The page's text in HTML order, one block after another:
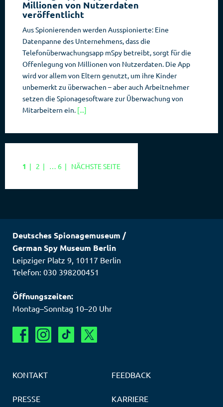
Millionen von Nutzerdaten
veröffentlicht
Aus Spionierenden werden Ausspionierte: Eine
Datenpanne des Unternehmens, dass die
Telefonüberwachungsapp mSpy betreibt, sorgt für die
Offenlegung von Millionen von Nutzerdaten. Die App
wird vor allem von Eltern genutzt, um ihre Kinder
unbemerkt zu überwachen – aber auch Arbeitnehmer
setzen die Spionagesoftware zur Überwachung von
Mitarbeitern ein. [...]
SEITE
1 | SEITE
2 | … SEITE
6 | NÄCHSTE SEITE
Deutsches Spionagemuseum /
German Spy Museum Berlin
Leipziger Platz 9 10117 Berlin
Telefon: 030 398200451
Öffnungszeiten:
Montag–Sonntag 10–20 Uhr
KONTAKT FEEDBACK
PRESSE KARRIERE